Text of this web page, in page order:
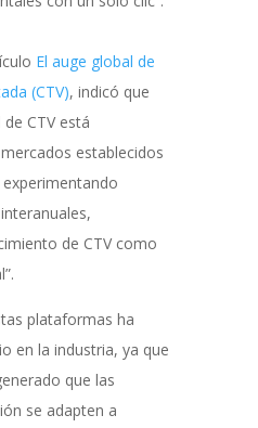
El auge global de
(CTV), indicó que
CTV está
establecidos
de CTV como
plataformas ha
en la industria, ya que
que las
se adapten a